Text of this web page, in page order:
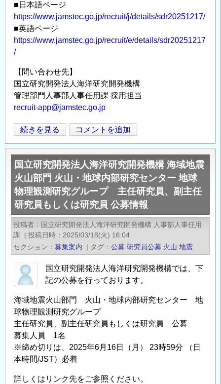
■日本語ページ
https://www.jamstec.go.jp/recruit/j/details/sdr20251217/
■英語ページ
https://www.jamstec.go.jp/recruit/e/details/sdr20251217
/
【問い合わせ先】
国立研究開発法人海洋研究開発機構
管理部門人事部人事任用課 採用担当
recruit-app@jamstec.go.jp
国
立
研
究
開
発
法
人
海
洋
研
究
開
機
構
海
域
地
震
火
続きを見る コメントを追加
国立研究開発法人海洋研究開発機構 海域地震
火山部門 火山・地球内部研究センター 地球
物理観測研究グループ 主任研究員、副主任
研究員もしくは研究員 公募情報
投稿者
国立研究開発法人海洋研究開発機構 人事部人事任用
課
| 投稿日時
2025/03/18(火) 16:04
セクション
募集案内 | タグ 公募 研究員公募 火山 地震
国立研究開発法人海洋研究開発機構では、下
記の公募を行っております。
海域地震火山部門 火山・地球内部研究センター 地
球物理観測研究グループ
主任研究員、副主任研究員もしくは研究員 公募
募集人員 1名
※締め切りは、2025年6月16日（月） 23時59分 （日
本時間/JST）必着
詳しくはリンク先をご参照ください。